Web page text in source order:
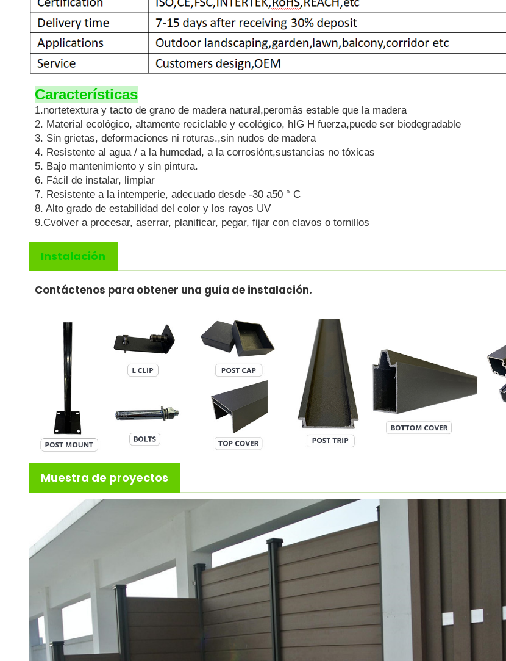
Características
1.nortetextura y tacto de grano de madera natural ,peromás estable que la madera
2. Material ecológico, altamente reciclable y ecológico, hIG H fuerza,puede ser biodegradable
3. Sin grietas, deformaciones ni roturas.,sin nudos de madera
4. Resistente al agua / a la humedad, a la corrosiónt,sustancias no tóxicas
5. Bajo mantenimiento y sin pintura.
6. Fácil de instalar, limpiar
7. Resistente a la intemperie, adecuado desde -30 a50 ° C
8. Alto grado de estabilidad del color y los rayos UV
9.Cvolver a procesar, aserrar, planificar, pegar, fijar con clavos o tornillos
Instalación
Contáctenos para obtener una guía de instalación.
Muestra de proyectos